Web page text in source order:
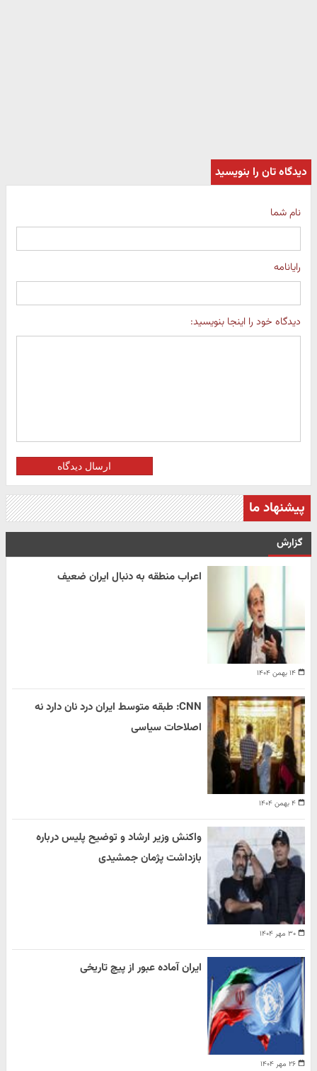
دیدگاه تان را بنویسید
نام شما
رایانامه
دیدگاه خود را اینجا بنویسید:
ارسال دیدگاه
پیشنهاد ما
گزارش
۱۴ بهمن ۱۴۰۴
اعراب منطقه به دنبال ایران ضعیف
۴ بهمن ۱۴۰۴
CNN: طبقه متوسط ایران درد نان دارد نه
اصلاحات سیاسی
۳۰ مهر ۱۴۰۴
واکنش وزیر ارشاد و توضیح پلیس درباره
بازداشت پژمان جمشیدی
۲۶ مهر ۱۴۰۴
ایران آماده عبور از پیچ تاریخی